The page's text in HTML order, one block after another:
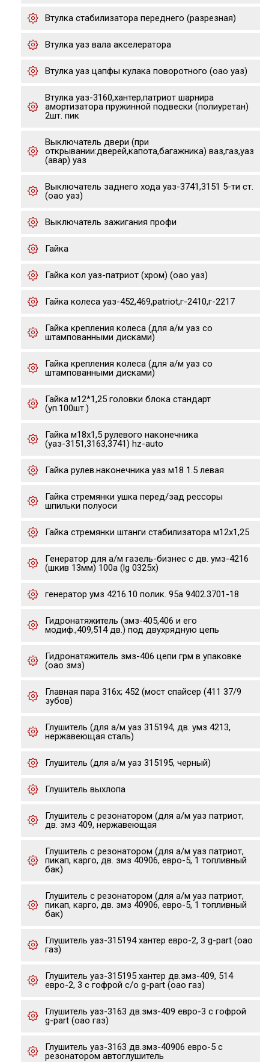
Втулка стабилизатора переднего (разрезная)
Втулка уаз вала акселератора
Втулка уаз цапфы кулака поворотного (оао уаз)
Втулка уаз-3160,хантер,патриот шарнира
амортизатора пружинной подвески (полиуретан)
2шт. пик
Выключатель двери (при
открывании:дверей,капота,багажника) ваз,газ,уаз
(авар) уаз
Выключатель заднего хода уаз-3741,3151 5-ти ст.
(оао уаз)
Выключатель зажигания профи
Гайка
Гайка кол уаз-патриот (хром) (оао уаз)
Гайка колеса уаз-452,469,patriot,г-2410,г-2217
Гайка крепления колеса (для а/м уаз со
штампованными дисками)
Гайка крепления колеса (для а/м уаз со
штампованными дисками)
Гайка м12*1,25 головки блока стандарт
(уп.100шт.)
Гайка м18х1,5 рулевого наконечника
(уаз-3151,3163,3741) hz-auto
Гайка рулев.наконечника уаз м18 1.5 левая
Гайка стремянки ушка перед/зад рессоры
шпильки полуоси
Гайка стремянки штанги стабилизатора м12х1,25
Генератор для а/м газель-бизнес с дв. умз-4216
(шкив 13мм) 100a (lg 0325x)
генератор умз 4216.10 полик. 95а 9402.3701-18
Гидронатяжитель (змз-405,406 и его
модиф.,409,514 дв.) под двухрядную цепь
Гидронатяжитель змз-406 цепи грм в упаковке
(оао змз)
Главная пара 316х; 452 (мост спайсер (411 37/9
зубов)
Глушитель (для а/м уаз 315194, дв. умз 4213,
нержавеющая сталь)
Глушитель (для а/м уаз 315195, черный)
Глушитель выхлопа
Глушитель с резонатором (для а/м уаз патриот,
дв. змз 409, нержавеющая
Глушитель с резонатором (для а/м уаз патриот,
пикап, карго, дв. змз 40906, евро-5, 1 топливный
бак)
Глушитель с резонатором (для а/м уаз патриот,
пикап, карго, дв. змз 40906, евро-5, 1 топливный
бак)
Глушитель уаз-315194 хантер евро-2, 3 g-part (оао
газ)
Глушитель уаз-315195 хантер дв.змз-409, 514
евро-2, 3 с гофрой с/о g-part (оао газ)
Глушитель уаз-3163 дв.змз-409 евро-3 с гофрой
g-part (оао газ)
Глушитель уаз-3163 дв.змз-40906 евро-5 с
резонатором автоглушитель